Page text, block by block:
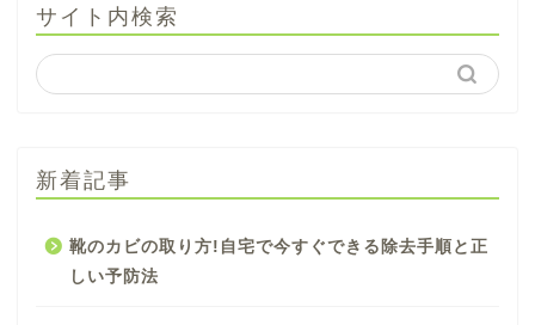
サイト内検索
新着記事
靴のカビの取り方!自宅で今すぐできる除去手順と正
しい予防法